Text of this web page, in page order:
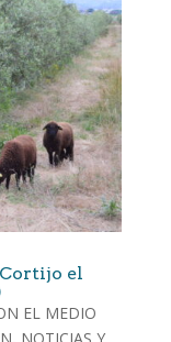
el
EL MEDIO